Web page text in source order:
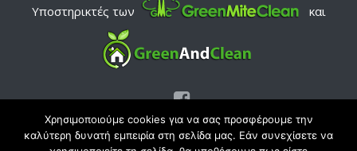
Υποστηρικτές των και
© Copyright 2026
Χρησιμοποιούμε cookies για να σας προσφέρουμε την
καλύτερη δυνατή εμπειρία στη σελίδα μας. Εάν συνεχίσετε να